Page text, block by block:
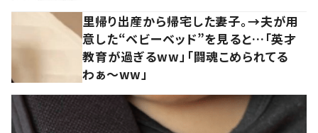
里帰り出産から帰宅した妻子。→夫が用
意した“ベビーベッド”を見ると…「英才
教育が過ぎるww」「闘魂こめられてる
わぁ～ww」